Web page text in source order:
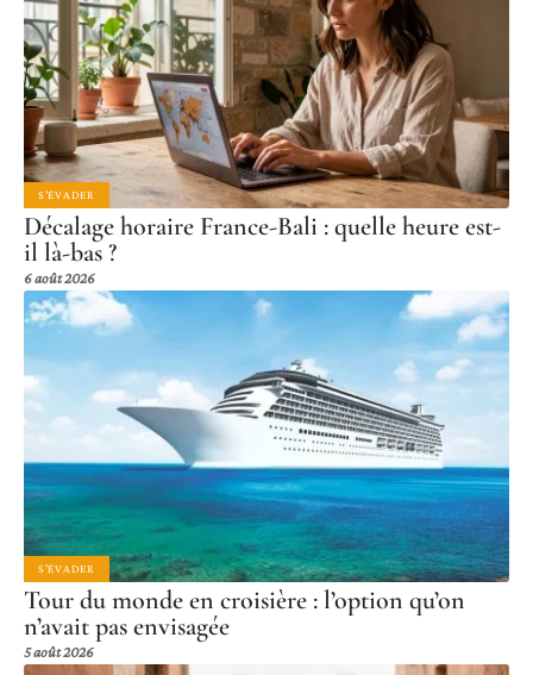
S'ÉVADER
Décalage horaire France-Bali : quelle heure est-
il là-bas ?
6 août 2026
S'ÉVADER
Tour du monde en croisière : l’option qu’on
n’avait pas envisagée
5 août 2026